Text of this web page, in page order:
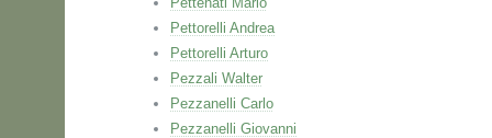
Pettorelli Andrea
Pettorelli Arturo
Pezzali Walter
Pezzanelli Carlo
Pezzanelli Giovanni